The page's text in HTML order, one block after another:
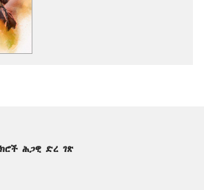
ሕጋዊ ድረ ገጽ